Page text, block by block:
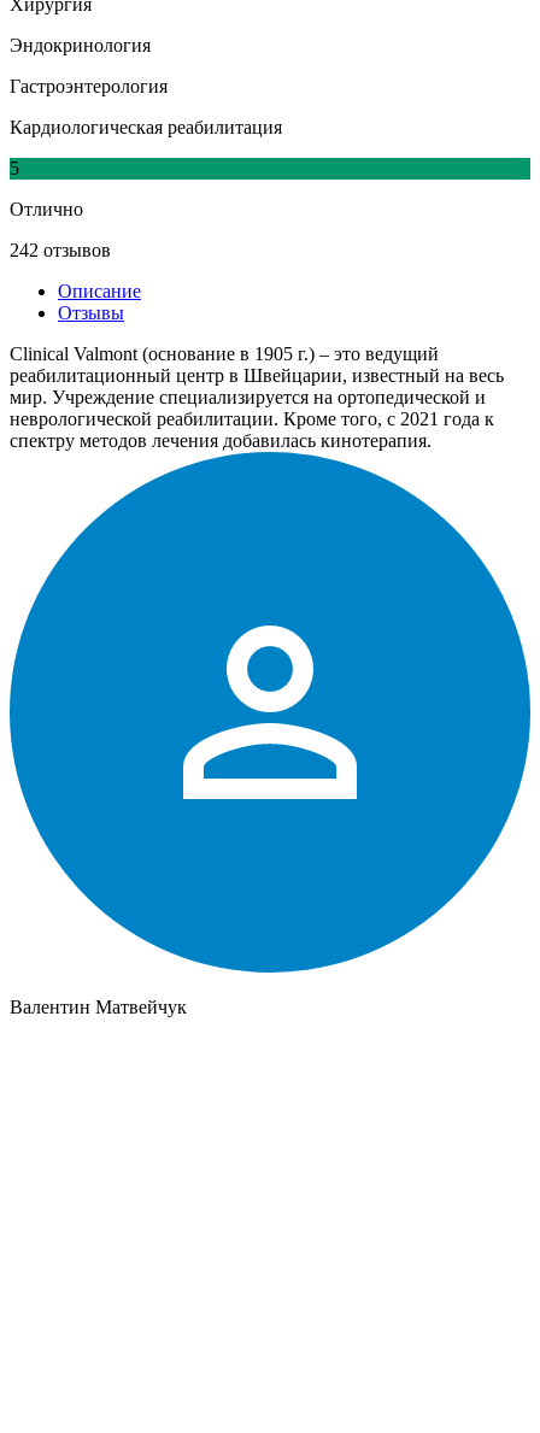
Эндокринология
Гастроэнтерология
Кардиологическая реабилитация
5
Отлично
242 отзывов
Описание
Отзывы
Clinical Valmont (основание в 1905 г.) – это ведущий
реабилитационный центр в Швейцарии, известный на весь
мир. Учреждение специализируется на ортопедической и
неврологической реабилитации. Кроме того, с 2021 года к
спектру методов лечения добавилась кинотерапия.
Валентин Матвейчук